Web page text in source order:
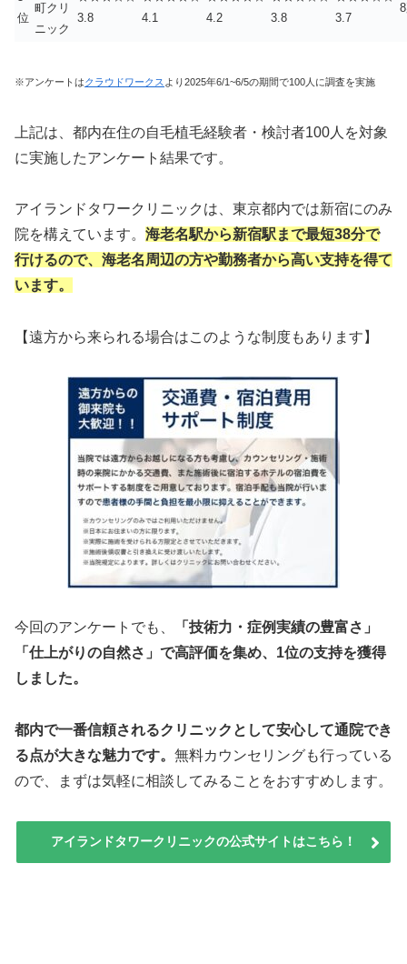
位
町クリ
ニック
3.8
4.1
4.2
3.8
3.7
※アンケートはクラウドワークス より2025年6/1~6/5の期間で100人に調査を実施
上記は、都内在住の自毛植毛経験者・検討者100人を対象
に実施したアンケート結果です。
アイランドタワークリニックは、東京都内では新宿にのみ
院を構えています。 海老名駅から新宿駅まで最短38分で
行けるので、海老名周辺の方や勤務者から高い支持を得て
います。
【遠方から来られる場合はこのような制度もあります】
今回のアンケートでも、
「技術力・症例実績の豊富さ」
「仕上がりの自然さ」で高評価を集め、1位の支持を獲得
しました。
都内で一番信頼されるクリニックとして安心して通院でき
る点が大きな魅力です。 無料カウンセリングも行っている
ので、まずは気軽に相談してみることをおすすめします。
アイランドタワークリニックの公式サイトはこちら！